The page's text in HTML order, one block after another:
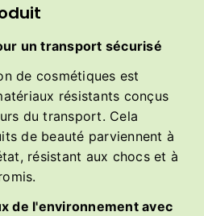
un transport sécurisé
de cosmétiques est
résistants conçus
du transport. Cela
de beauté parviennent à
résistant aux chocs et à
de l'environnement avec